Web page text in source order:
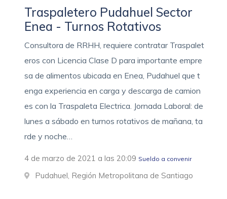
Traspaletero Pudahuel Sector
Enea - Turnos Rotativos
Consultora de RRHH, requiere contratar Traspalet
eros con Licencia Clase D para importante empre
sa de alimentos ubicada en Enea, Pudahuel que t
enga experiencia en carga y descarga de camion
es con la Traspaleta Electrica. Jornada Laboral: de
lunes a sábado en turnos rotativos de mañana, ta
rde y noche…
4 de marzo de 2021 a las 20:09 Sueldo a convenir
Pudahuel, Región Metropolitana de Santiago